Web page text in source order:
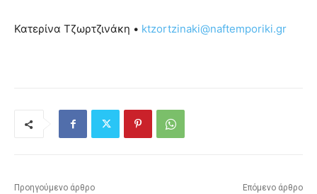
Κατερίνα Τζωρτζινάκη • ktzortzinaki@naftemporiki.gr
Προηγούμενο άρθρο Επόμενο άρθρο